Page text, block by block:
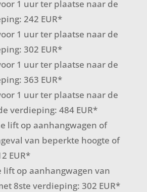
1 uur ter plaatse naar de
242 EUR*
1 uur ter plaatse naar de
302 EUR*
1 uur ter plaatse naar de
363 EUR*
1 uur ter plaatse naar de
verdieping: 484 EUR*
lift op aanhangwagen of
van beperkte hoogte of
EUR*
lift op aanhangwagen van
8ste verdieping: 302 EUR*